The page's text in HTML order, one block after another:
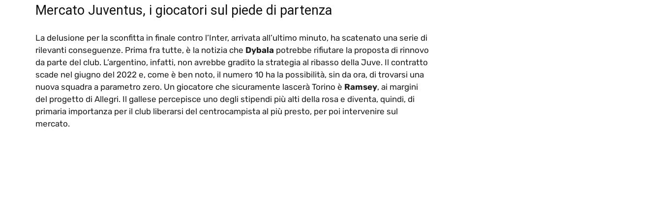
Mercato Juventus, i giocatori sul piede di partenza
La delusione per la sconfitta in finale contro l’Inter, arrivata all’ultimo minuto, ha scatenato una serie di
rilevanti conseguenze. Prima fra tutte, è la notizia che Dybala potrebbe rifiutare la proposta di rinnovo
da parte del club. L’argentino, infatti, non avrebbe gradito la strategia al ribasso della Juve. Il contratto
scade nel giugno del 2022 e, come è ben noto, il numero 10 ha la possibilità, sin da ora, di trovarsi una
nuova squadra a parametro zero. Un giocatore che sicuramente lascerà Torino è Ramsey, ai margini
del progetto di Allegri. Il gallese percepisce uno degli stipendi più alti della rosa e diventa, quindi, di
primaria importanza per il club liberarsi del centrocampista al più presto, per poi intervenire sul
mercato.